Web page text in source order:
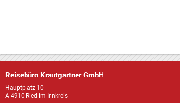
Reisebüro Krautgartner GmbH
Hauptplatz 10
A-4910 Ried im Innkreis